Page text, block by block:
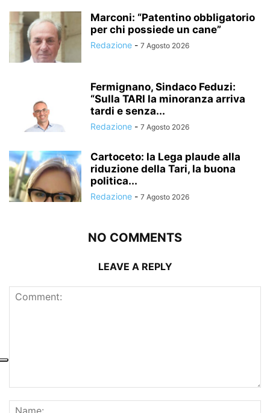
Marconi: “Patentino obbligatorio
per chi possiede un cane”
Redazione - 7 Agosto 2026
Fermignano, Sindaco Feduzi:
“Sulla TARI la minoranza arriva
tardi e senza...
Redazione - 7 Agosto 2026
Cartoceto: la Lega plaude alla
riduzione della Tari, la buona
politica...
Redazione - 7 Agosto 2026
NO COMMENTS
LEAVE A REPLY